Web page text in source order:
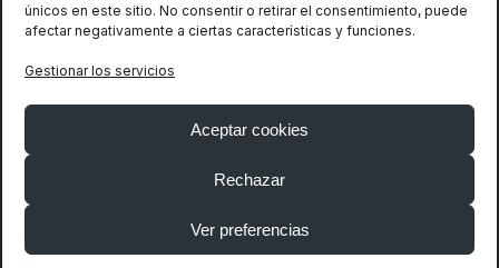
únicos en este sitio. No consentir o retirar el consentimiento, puede
afectar negativamente a ciertas características y funciones.
Gestionar los servicios
Aceptar cookies
Rechazar
Ver preferencias
Social
Twitter
(deprecated)
LinkedIn